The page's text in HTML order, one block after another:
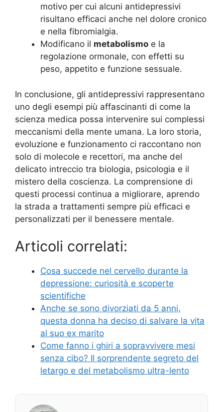
motivo per cui alcuni antidepressivi
risultano efficaci anche nel dolore cronico
e nella fibromialgia.
Modificano il metabolismo e la
regolazione ormonale, con effetti su
peso, appetito e funzione sessuale.
In conclusione, gli antidepressivi rappresentano
uno degli esempi più affascinanti di come la
scienza medica possa intervenire sui complessi
meccanismi della mente umana. La loro storia,
evoluzione e funzionamento ci raccontano non
solo di molecole e recettori, ma anche del
delicato intreccio tra biologia, psicologia e il
mistero della coscienza. La comprensione di
questi processi continua a migliorare, aprendo
la strada a trattamenti sempre più efficaci e
personalizzati per il benessere mentale.
Articoli correlati:
Cosa succede nel cervello durante la
depressione: curiosità e scoperte
scientifiche
Anche se sono divorziati da 5 anni,
questa donna ha deciso di salvare la vita
al suo ex marito
Come fanno i ghiri a sopravvivere mesi
senza cibo? Il sorprendente segreto del
letargo e del metabolismo ultra-lento